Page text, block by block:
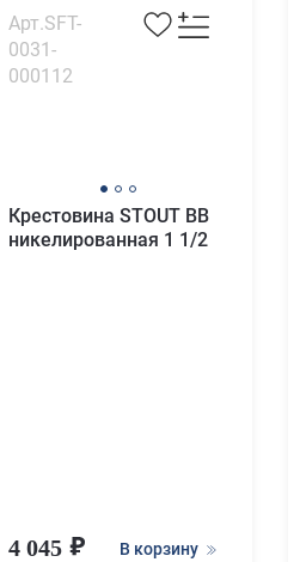
Арт.SFT-
0031-
000112
Крестовина STOUT ВВ
никелированная 1 1/2
4 045 В корзину